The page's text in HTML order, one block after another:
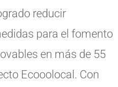
reducir
para el fomento
en más de 55
Ecooolocal. Con